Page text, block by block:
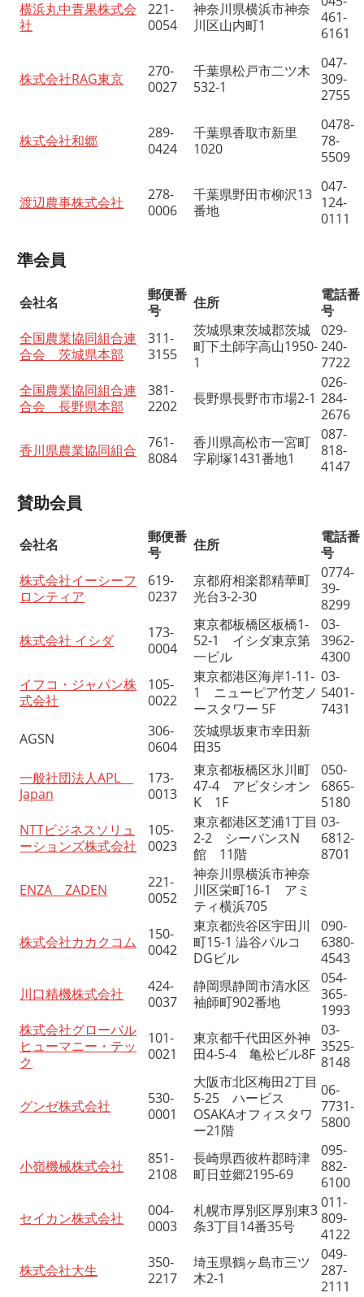
横浜丸中青果株式会
社
221-
0054
神奈川県横浜市神奈
川区山内町1
461-
6161
株式会社RAG東京
270-
0027
千葉県松戸市二ツ木
532-1
047-
309-
2755
株式会社和郷
289-
0424
千葉県香取市新里
1020
0478-
78-
5509
渡辺農事株式会社
278-
0006
千葉県野田市柳沢13
番地
047-
124-
0111
準会員
会社名
郵便番
号
住所
電話番
号
全国農業協同組合連
合会 茨城県本部
311-
3155
茨城県東茨城郡茨城
町下土師字高山1950-
1
029-
240-
7722
全国農業協同組合連
合会 長野県本部
381-
2202
長野県長野市市場2-1
026-
284-
2676
香川県農業協同組合
761-
8084
香川県高松市一宮町
字刷塚1431番地1
087-
818-
4147
賛助会員
会社名
郵便番
号
住所
電話番
号
株式会社イーシーフ
ロンティア
619-
0237
京都府相楽郡精華町
光台3-2-30
0774-
39-
8299
株式会社 イシダ
173-
0004
東京都板橋区板橋1-
52-1 イシダ東京第
一ビル
03-
3962-
4300
イフコ・ジャパン株
式会社
105-
0022
東京都港区海岸1-11-
1 ニューピア竹芝ノ
ースタワー 5F
03-
5401-
7431
AGSN
306-
0604
茨城県坂東市幸田新
田35
一般社団法人APL
Japan
173-
0013
東京都板橋区氷川町
47-4 アビタシオン
K 1F
050-
6865-
5180
NTTビジネスソリュ
ーションズ株式会社
105-
0023
東京都港区芝浦1丁目
2-2 シーバンスN
館 11階
03-
6812-
8701
ENZA ZADEN
221-
0052
神奈川県横浜市神奈
川区栄町16-1 アミ
ティ横浜705
株式会社カカクコム
150-
0042
東京都渋谷区宇田川
町15-1 澁谷パルコ
DGビル
090-
6380-
4543
川口精機株式会社
424-
0037
静岡県静岡市清水区
袖師町902番地
054-
365-
1993
株式会社グローバル
ヒューマニー・テッ
ク
101-
0021
東京都千代田区外神
田4-5-4 亀松ビル8F
03-
3525-
8148
グンゼ株式会社
530-
0001
大阪市北区梅田2丁目
5-25 ハービス
OSAKAオフィスタワ
ー21階
06-
7731-
5800
小嶺機械株式会社
851-
2108
長崎県西彼杵郡時津
町日並郷2195-69
095-
882-
6100
セイカン株式会社
004-
0003
札幌市厚別区厚別東3
条3丁目14番35号
011-
809-
4122
株式会社大生
350-
2217
埼玉県鶴ヶ島市三ツ
木2-1
049-
287-
2111